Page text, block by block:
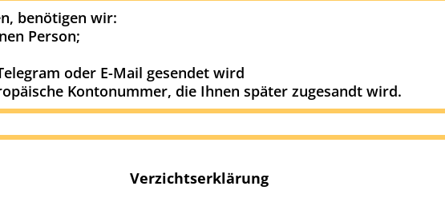
benötigen wir:
Person;
oder E-Mail gesendet wird
Kontonummer, die Ihnen später zugesandt wird.
Verzichtserklärung